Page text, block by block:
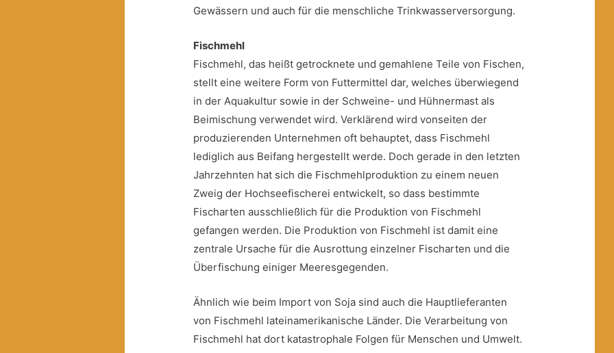
Gewässern und auch für die menschliche Trinkwasserversorgung.
Fischmehl
Fischmehl, das heißt getrocknete und gemahlene Teile von Fischen,
stellt eine weitere Form von Futtermittel dar, welches überwiegend
in der Aquakultur sowie in der Schweine- und Hühnermast als
Beimischung verwendet wird. Verklärend wird vonseiten der
produzierenden Unternehmen oft behauptet, dass Fischmehl
lediglich aus Beifang hergestellt werde. Doch gerade in den letzten
Jahrzehnten hat sich die Fischmehlproduktion zu einem neuen
Zweig der Hochseefischerei entwickelt, so dass bestimmte
Fischarten ausschließlich für die Produktion von Fischmehl
gefangen werden. Die Produktion von Fischmehl ist damit eine
zentrale Ursache für die Ausrottung einzelner Fischarten und die
Überfischung einiger Meeresgegenden.
Ähnlich wie beim Import von Soja sind auch die Hauptlieferanten
von Fischmehl lateinamerikanische Länder. Die Verarbeitung von
Fischmehl hat dort katastrophale Folgen für Menschen und Umwelt.